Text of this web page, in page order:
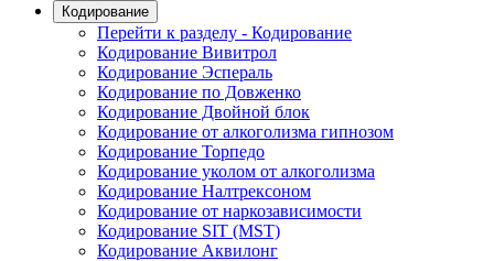
Кодирование
Перейти к разделу - Кодирование
Кодирование Вивитрол
Кодирование Эспераль
Кодирование по Довженко
Кодирование Двойной блок
Кодирование от алкоголизма гипнозом
Кодирование Торпедо
Кодирование уколом от алкоголизма
Кодирование Налтрексоном
Кодирование от наркозависимости
Кодирование SIT (MST)
Кодирование Аквилонг